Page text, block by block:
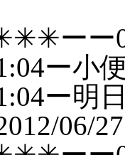
ーー
1:04ー小
1:04ー明
06/